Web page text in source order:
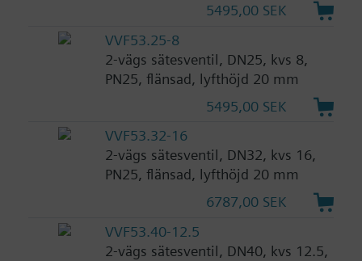
5495,00 SEK
VVF53.25-8
2-vägs sätesventil, DN25, kvs 8,
PN25, flänsad, lyfthöjd 20 mm
5495,00 SEK
VVF53.32-16
2-vägs sätesventil, DN32, kvs 16,
PN25, flänsad, lyfthöjd 20 mm
6787,00 SEK
VVF53.40-12.5
2-vägs sätesventil, DN40, kvs 12.5,